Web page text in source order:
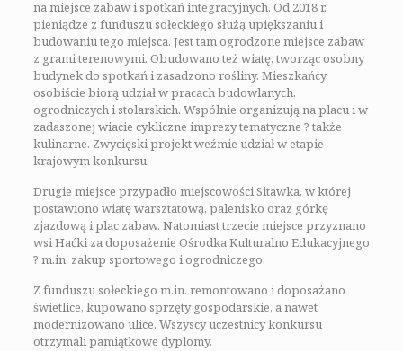
na miejsce zabaw i spotkań integracyjnych. Od 2018 r.
pieniądze z funduszu sołeckiego służą upiększaniu i
budowaniu tego miejsca. Jest tam ogrodzone miejsce zabaw
z grami terenowymi. Obudowano też wiatę, tworząc osobny
budynek do spotkań i zasadzono rośliny. Mieszkańcy
osobiście biorą udział w pracach budowlanych,
ogrodniczych i stolarskich. Wspólnie organizują na placu i w
zadaszonej wiacie cykliczne imprezy tematyczne ? także
kulinarne. Zwycięski projekt weźmie udział w etapie
krajowym konkursu.
Drugie miejsce przypadło miejscowości Sitawka, w której
postawiono wiatę warsztatową, palenisko oraz górkę
zjazdową i plac zabaw. Natomiast trzecie miejsce przyznano
wsi Haćki za doposażenie Ośrodka Kulturalno Edukacyjnego
? m.in. zakup sportowego i ogrodniczego.
Z funduszu sołeckiego m.in. remontowano i doposażano
świetlice, kupowano sprzęty gospodarskie, a nawet
modernizowano ulice. Wszyscy uczestnicy konkursu
otrzymali pamiątkowe dyplomy.